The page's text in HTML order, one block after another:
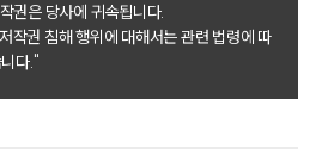
그룹소개
권은 당사에 귀속됩니다.
작권 침해 행위에 대해서는 관련 법령에 따
다."